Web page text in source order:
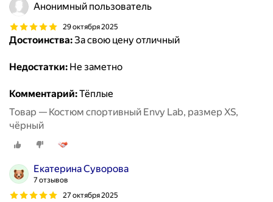
Анонимный пользователь
29 октября 2025
Достоинства:За свою цену отличный
Недостатки: Не заметно
Комментарий:Тёплые
Товар — Костюм спортивный Envy Lab, размер XS,
чёрный
Екатерина Суворова
7 отзывов
27 октября 2025